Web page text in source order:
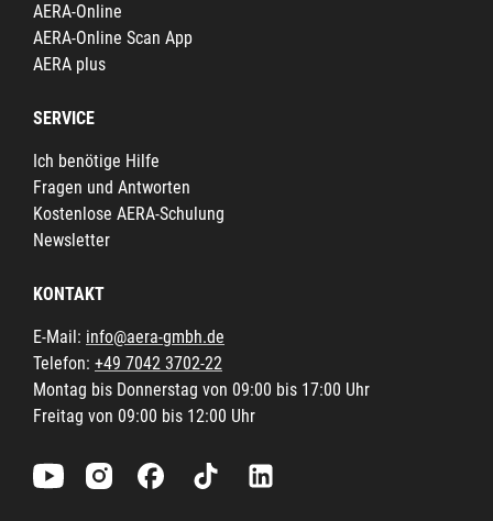
AERA-Online
AERA-Online Scan App
AERA plus
SERVICE
Ich benötige Hilfe
Fragen und Antworten
Kostenlose AERA-Schulung
Newsletter
KONTAKT
E-Mail: info@aera-gmbh.de
Telefon: +49 7042 3702-22
Montag bis Donnerstag von 09:00 bis 17:00 Uhr
Freitag von 09:00 bis 12:00 Uhr